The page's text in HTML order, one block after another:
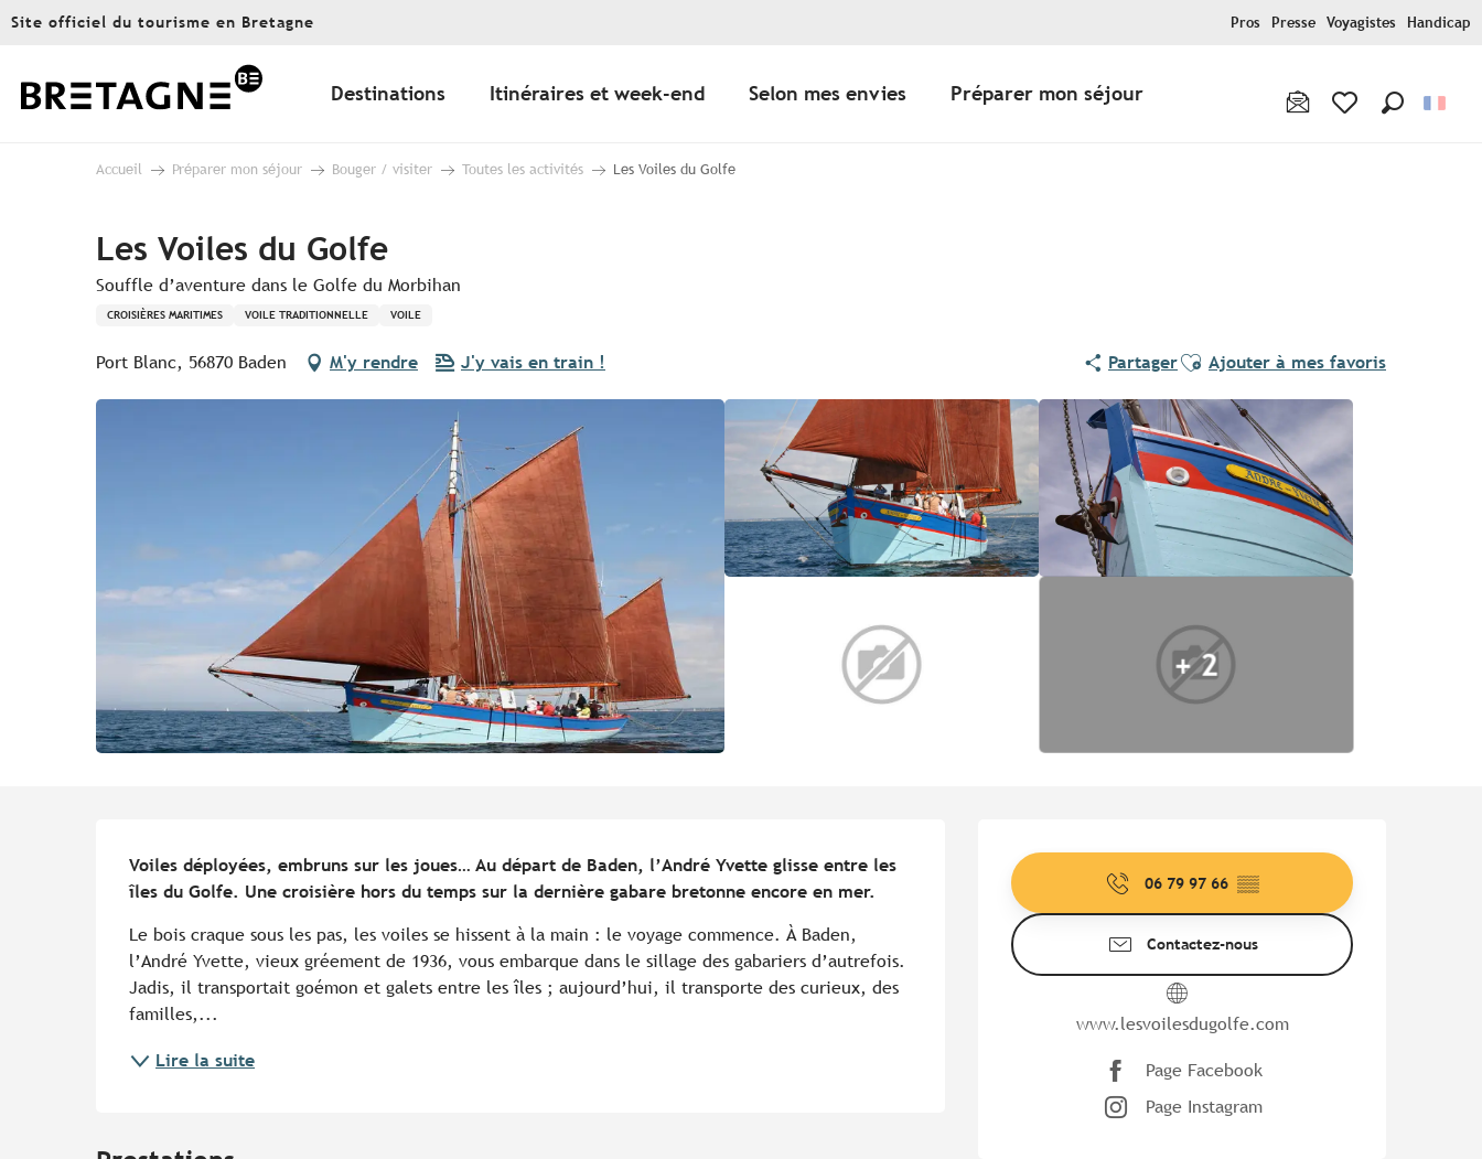
Aller
principal
Site officiel du tourisme en Bretagne Pros Presse Voyagistes Handicap
Destinations Itinéraires et week-end Selon mes envies Préparer mon séjour
Accueil Préparer mon séjour Bouger / visiter Toutes les activités Les Voiles du Golfe
Les Voiles du Golfe
Souffle d’aventure dans le Golfe du Morbihan
CROISIÈRES MARITIMES VOILE TRADITIONNELLE VOILE
Port Blanc, 56870 Baden M'y rendre J'y vais en train ! PartagerAjouter aux favoris
Ajouter à mes favoris
+ 2
Ouverture et coordonnées
06 79 97 66 ▒▒
Contactez-nous
www.lesvoilesdugolfe.com
Page Facebook
Page Instagram
Voiles déployées, embruns sur les joues… Au départ de Baden, l’André Yvette glisse entre les
îles du Golfe. Une croisière hors du temps sur la dernière gabare bretonne encore en mer.
Le bois craque sous les pas, les voiles se hissent à la main : le voyage commence. À Baden,
l’André Yvette, vieux gréement de 1936, vous embarque dans le sillage des gabariers d’autrefois.
Jadis, il transportait goémon et galets entre les îles ; aujourd’hui, il transporte des curieux, des
familles,...
Lire la suite